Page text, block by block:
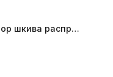
Фиксатор шкива распредвала (Subaru) JTC-4409